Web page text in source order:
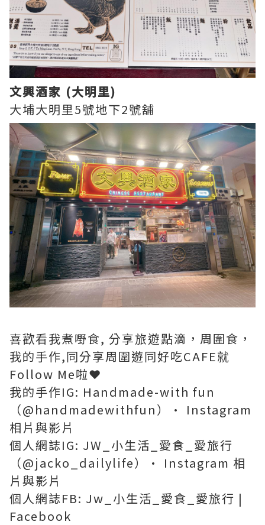
文興酒家 (大明里)
大埔大明里5號地下2號舖
喜歡看我煮嘢食, 分享旅遊點滴，周圍食，
我的手作,同分享周圍遊同好吃CAFE就
Follow Me啦❤️
我的手作IG: Handmade-with fun
（@handmadewithfun）• Instagram
相片與影片
個人網誌IG: JW_小生活_愛食_愛旅行
（@jacko_dailylife）• Instagram 相
片與影片
個人網誌FB: Jw_小生活_愛食_愛旅行 |
Facebook